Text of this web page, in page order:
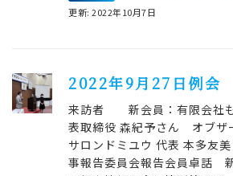
更新: 2022年10月7日
2022年9月27日例会
来訪者 新会員：有限会社
表取締役 森紀予さん オブザ
サロンドミユウ 代表 本多友
事報告委員会報告会員卓話